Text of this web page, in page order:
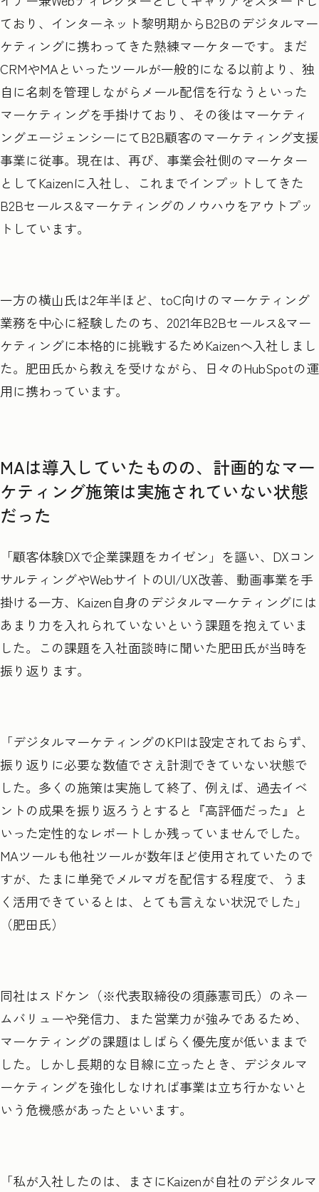
ており、インターネット黎明期からB2Bのデジタルマー
ケティングに携わってきた熟練マーケターです。まだ
CRMやMAといったツールが一般的になる以前より、独
自に名刺を管理しながらメール配信を行なうといった
マーケティングを手掛けており、その後はマーケティ
ングエージェンシーにてB2B顧客のマーケティング支援
事業に従事。現在は、再び、事業会社側のマーケター
としてKaizenに入社し、これまでインプットしてきた
B2Bセールス&マーケティングのノウハウをアウトプッ
トしています。
一方の横山氏は2年半ほど、toC向けのマーケティング
業務を中心に経験したのち、2021年B2Bセールス&マー
ケティングに本格的に挑戦するためKaizenへ入社しまし
た。肥田氏から教えを受けながら、日々のHubSpotの運
用に携わっています。
MAは導入していたものの、計画的なマー
ケティング施策は実施されていない状態
だった
「顧客体験DXで企業課題をカイゼン」を謳い、DXコン
サルティングやWebサイトのUI/UX改善、動画事業を手
掛ける一方、Kaizen自身のデジタルマーケティングには
あまり力を入れられていないという課題を抱えていま
した。この課題を入社面談時に聞いた肥田氏が当時を
振り返ります。
「デジタルマーケティングのKPIは設定されておらず、
振り返りに必要な数値でさえ計測できていない状態で
した。多くの施策は実施して終了、例えば、過去イベ
ントの成果を振り返ろうとすると『高評価だった』と
いった定性的なレポートしか残っていませんでした。
MAツールも他社ツールが数年ほど使用されていたので
すが、たまに単発でメルマガを配信する程度で、うま
く活用できているとは、とても言えない状況でした」
（肥田氏）
同社はスドケン（※代表取締役の須藤憲司氏）のネー
ムバリューや発信力、また営業力が強みであるため、
マーケティングの課題はしばらく優先度が低いままで
した。しかし長期的な目線に立ったとき、デジタルマ
ーケティングを強化しなければ事業は立ち行かないと
いう危機感があったといいます。
「私が入社したのは、まさにKaizenが自社のデジタルマ